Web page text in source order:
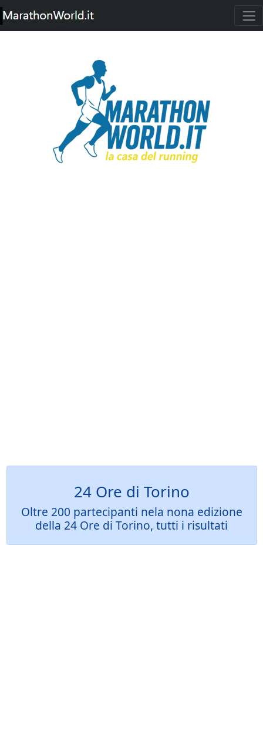
24 Ore di Torino
Oltre 200 partecipanti nela nona edizione
della 24 Ore di Torino, tutti i risultati